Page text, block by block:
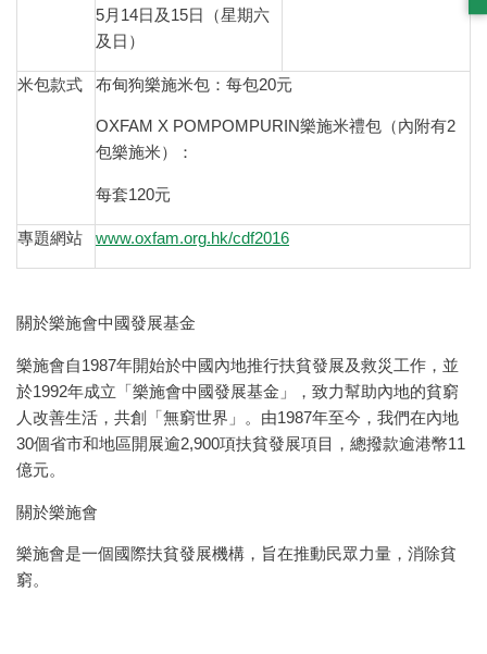
5月14日及15日（星期六
及日）
米包款式 布甸狗樂施米包：每包20元
OXFAM X POMPOMPURIN樂施米禮包（內附有2
包樂施米）：
每套120元
專題網站 www.oxfam.org.hk/cdf2016
關於樂施會中國發展基金
樂施會自1987年開始於中國內地推行扶貧發展及救災工作，並
於1992年成立「樂施會中國發展基金」，致力幫助內地的貧窮
人改善生活，共創「無窮世界」。由1987年至今，我們在內地
30個省市和地區開展逾2,900項扶貧發展項目，總撥款逾港幣11
億元。
關於樂施會
樂施會是一個國際扶貧發展機構，旨在推動民眾力量，消除貧
窮。